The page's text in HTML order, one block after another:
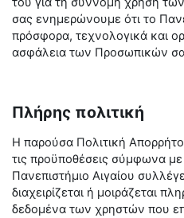
σας ενημερώνουμε ότι το
πρόσφορα, τεχνολογικά και
ασφάλεια των Προσωπικών
Πλήρης πολιτική
Η παρούσα Πολιτική
τις προϋποθέσεις σύμφωνα
Πανεπιστήμιο Αιγαίου
διαχειρίζεται ή μοιράζεται
δεδομένα των χρηστών που